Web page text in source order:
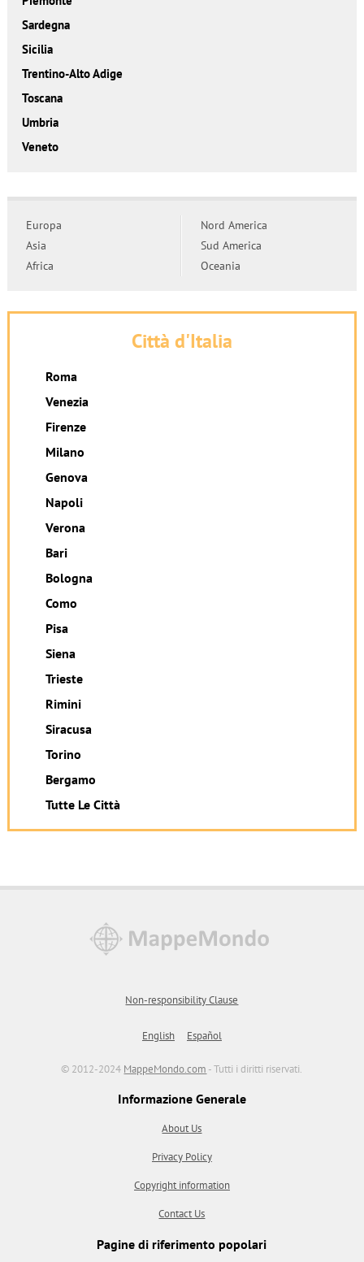
Sardegna
Sicilia
Trentino-Alto Adige
Toscana
Umbria
Veneto
Europa
Asia
Africa
Nord America
Sud America
Oceania
Città d'Italia
Roma
Venezia
Firenze
Milano
Genova
Napoli
Verona
Bari
Bologna
Como
Pisa
Siena
Trieste
Rimini
Siracusa
Torino
Bergamo
Tutte Le Città
Non-responsibility Clause
English Español
© 2012-2024 MappeMondo.com - Tutti i diritti riservati.
Informazione Generale
About Us
Privacy Policy
Copyright information
Contact Us
Pagine di riferimento popolari